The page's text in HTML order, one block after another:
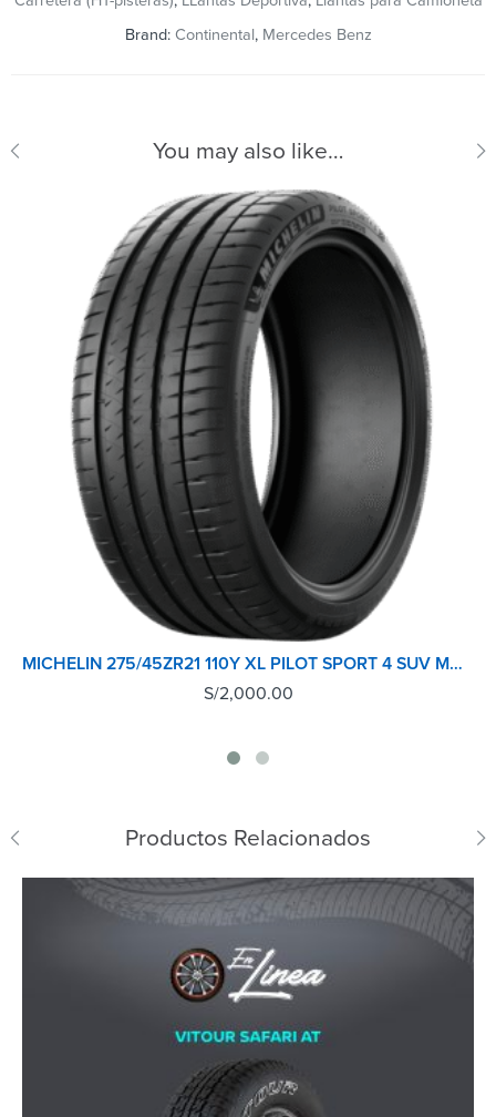
Brand: Continental, Mercedes Benz
You may also like…
MICHELIN 275/45ZR21 110Y XL PILOT SPORT 4 SUV MO1 TL
S/2,000.00
Productos Relacionados